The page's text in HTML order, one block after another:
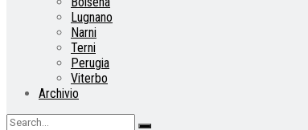
Lugnano
Narni
Terni
Perugia
Viterbo
Archivio